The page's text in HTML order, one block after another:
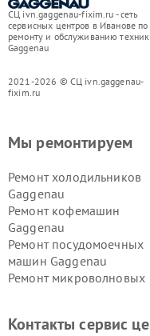
СЦ ivn.gaggenau-fixim.ru - сеть
сервисных центров в Иванове по
ремонту и обслуживанию
Gaggenau
2021-2026 © СЦ ivn.gaggenau-
fixim.ru
Мы ремонтируем
Ремонт холодильников
Gaggenau
Ремонт кофемашин
Gaggenau
Ремонт посудомоечных
машин Gaggenau
Ремонт микроволновых
Контакты сервис